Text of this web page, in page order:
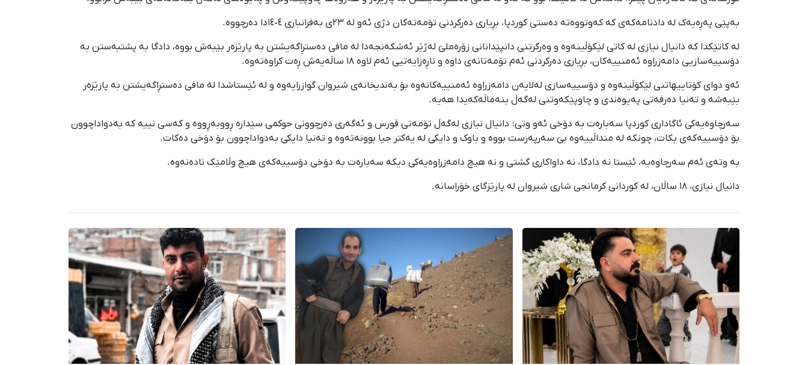
بەپێی پەڕەیەک لە دادنامەکەی کە کەوتووەتە دەستی کوردپا، بڕیاری دەرکردنی تۆمەتەکان دژی ئەو لە ٢٣ی بەفرانباری ١٤٠٤دا دەرچووە.
لە کاتێکدا کە دانیال نیازی لە کاتی لێکۆڵینەوە و وەرگرتنی دانپێدانانی زۆرەملێ لەژێر ئەشکەنجەدا لە مافی دەستڕاگەیشتن بە پارێزەر بێبەش بووە، دادگا بە پشتبەستن بە
دۆسییەسازیی دامەزراوە ئەمنییەکان، بڕیاری دەرکردنی ئەم تۆمەتانەی داوە و ناڕەزایەتیی ئەم لاوە ١٨ ساڵەیەش ڕەت کراوەتەوە.
ئەو دوای کۆتاییهاتنی لێکۆڵینەوە و دۆسییەسازی لەلایەن دامەزراوە ئەمنییەکانەوە بۆ بەندیخانەی شیروان گوازرایەوە و لە ئێستاشدا لە مافی دەستڕاگەیشتن بە پارێزەر
بێبەشە و تەنیا دەرفەتی پەیوەندی و چاوپێکەوتنی لەگەڵ بنەماڵەکەیدا هەیە.
سەرچاوەیەکی ئاگاداری کوردپا سەبارەت بە دۆخی ئەو وتی: دانیال نیازی لەگەڵ تۆمەتی قورس و ئەگەری دەرچوونی حوکمی سێدارە ڕووبەڕووە و کەسی نییە کە بەدواداچوون
بۆ دۆسییەکەی بکات، چونکە لە منداڵییەوە بێ سەرپەرست بووە و باوک و دایکی لە یەکتر جیا بوونەتەوە و تەنیا دایکی بەدواداچوون بۆ دۆخی دەکات.
بە وتەی ئەم سەرچاوەیە، ئێستا نە دادگا، نە داواکاری گشتی و نە هیچ دامەزراوەیەکی دیکە سەبارەت بە دۆخی دۆسییەکەی هیچ وڵامێک نادەنەوە.
دانیال نیازی، ١٨ ساڵان، لە کوردانی کرمانجی شاری شیروان لە پارێزگای خۆراسانە.